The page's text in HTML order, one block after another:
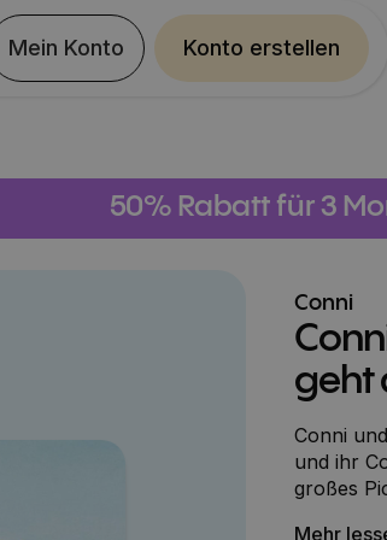
Mein Konto Konto erstellen
50% Rabatt für 3
Conni
geht
Conni
und ihr
großes
Mehr